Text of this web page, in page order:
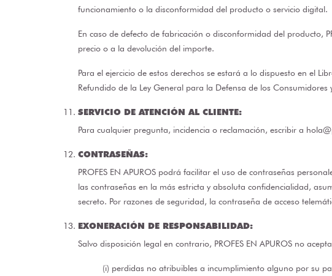
funcionamiento o la disconformidad del producto o servicio digital.
En caso de defecto de fabricación o disconformidad del producto,
precio o a la devolución del importe.
Para el ejercicio de estos derechos se estará a lo dispuesto en el
Refundido de la Ley General para la Defensa de los
SERVICIO DE ATENCIÓN AL CLIENTE:
Para cualquier pregunta, incidencia o reclamación, escribir a
CONTRASEÑAS:
PROFES EN APUROS podrá facilitar el uso de contraseñas
las contraseñas en la más estricta y absoluta confidencialidad,
secreto. Por razones de seguridad, la contraseña de acceso
EXONERACIÓN DE RESPONSABILIDAD:
Salvo disposición legal en contrario, PROFES EN APUROS no
(i) perdidas no atribuibles a incumplimiento alguno por su